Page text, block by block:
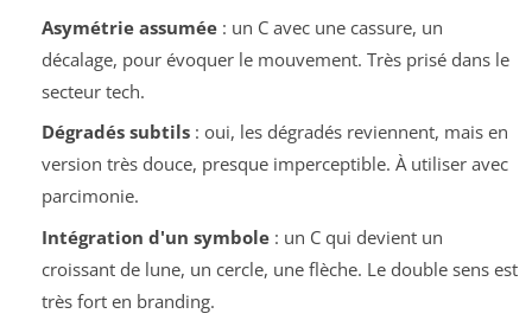
Asymétrie assumée: un C avec une cassure, un
décalage, pour évoquer le mouvement. Très prisé dans le
secteur tech.
Dégradés subtils: oui, les dégradés reviennent, mais en
version très douce, presque imperceptible. À utiliser avec
parcimonie.
Intégration d'un symbole: un C qui devient un
croissant de lune, un cercle, une flèche. Le double sens est
très fort en branding.